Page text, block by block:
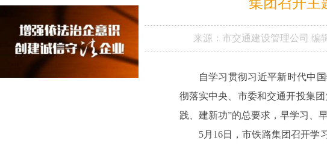
来源： 市交通建设管理公司 编
自学习贯彻习近平新时代中
彻落实中央、市委和交通开投集
践、建新功”的总要求，早学习、
5月16日，市铁路集团召开学